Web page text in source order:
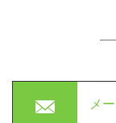
mail メ